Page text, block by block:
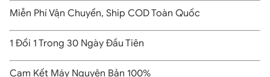
giải lên đến 7MP, tính năng Retina Flash. Giúp bạn selfie xinh
>>> Xem thêm:Apple iPhone 8 Plus 64GB Cũ
iPhone 7 99% – thời gian sử dụng khá dài
Miễn Phí Vận Chuyển, Ship COD Toàn Quốc
1 Đổi 1 Trong 30 Ngày Đầu Tiên
Cam Kết Máy Nguyên Bản 100%